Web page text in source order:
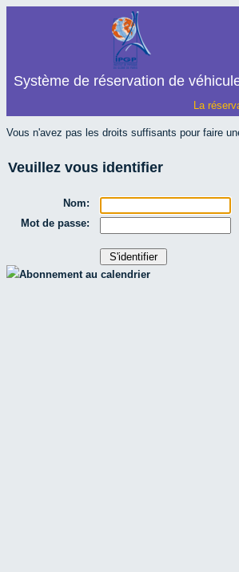
Système de réservation de
La
Vous n'avez pas les droits suffisants pour faire
Veuillez vous identifier
Nom:
Mot de passe:
Abonnement au calendrier